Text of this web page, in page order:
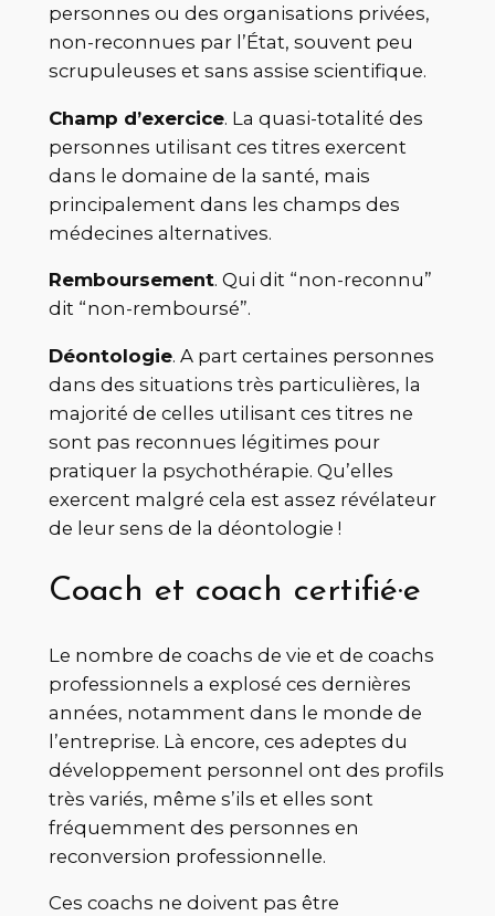
personnes ou des organisations privées,
non-reconnues par l’État, souvent peu
scrupuleuses et sans assise scientifique.
Champ d’exercice. La quasi-totalité des
personnes utilisant ces titres exercent
dans le domaine de la santé, mais
principalement dans les champs des
médecines alternatives.
Remboursement. Qui dit “non-reconnu”
dit “non-remboursé”.
Déontologie. A part certaines personnes
dans des situations très particulières, la
majorité de celles utilisant ces titres ne
sont pas reconnues légitimes pour
pratiquer la psychothérapie. Qu’elles
exercent malgré cela est assez révélateur
de leur sens de la déontologie !
Coach et coach certifié·e
Le nombre de coachs de vie et de coachs
professionnels a explosé ces dernières
années, notamment dans le monde de
l’entreprise. Là encore, ces adeptes du
développement personnel ont des profils
très variés, même s’ils et elles sont
fréquemment des personnes en
reconversion professionnelle.
Ces coachs ne doivent pas être